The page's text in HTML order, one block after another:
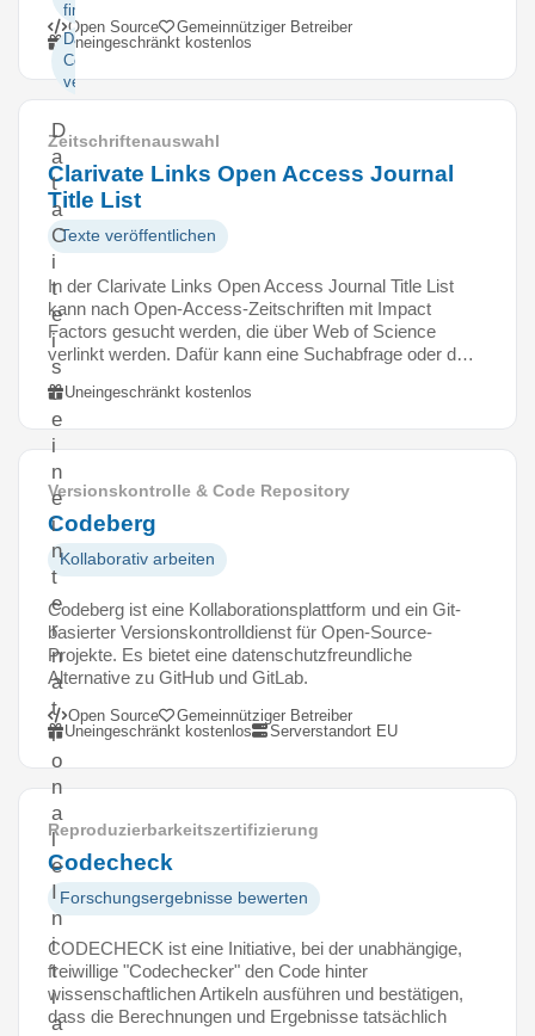
finden
Daten und
Code
veröffentlichen
D
a
t
a
C
i
t
e
i
s
t
e
i
n
e
i
n
t
e
r
n
a
t
i
o
n
a
l
e
I
n
i
t
i
a
Open Source
Gemeinnütziger Betreiber
Uneingeschränkt kostenlos
Zeitschriftenauswahl
Clarivate Links Open Access Journal
Title List
Texte veröffentlichen
In der Clarivate Links Open Access Journal Title List
kann nach Open-Access-Zeitschriften mit Impact
Factors gesucht werden, die über Web of Science
verlinkt werden. Dafür kann eine Suchabfrage oder d…
Uneingeschränkt kostenlos
Versionskontrolle & Code Repository
Codeberg
Kollaborativ arbeiten
Codeberg ist eine Kollaborationsplattform und ein Git-
basierter Versionskontrolldienst für Open-Source-
Projekte. Es bietet eine datenschutzfreundliche
Alternative zu GitHub und GitLab.
Open Source
Gemeinnütziger Betreiber
Uneingeschränkt kostenlos
Serverstandort EU
Reproduzierbarkeitszertifizierung
Codecheck
Forschungsergebnisse bewerten
CODECHECK ist eine Initiative, bei der unabhängige,
freiwillige "Codechecker" den Code hinter
wissenschaftlichen Artikeln ausführen und bestätigen,
dass die Berechnungen und Ergebnisse tatsächlich